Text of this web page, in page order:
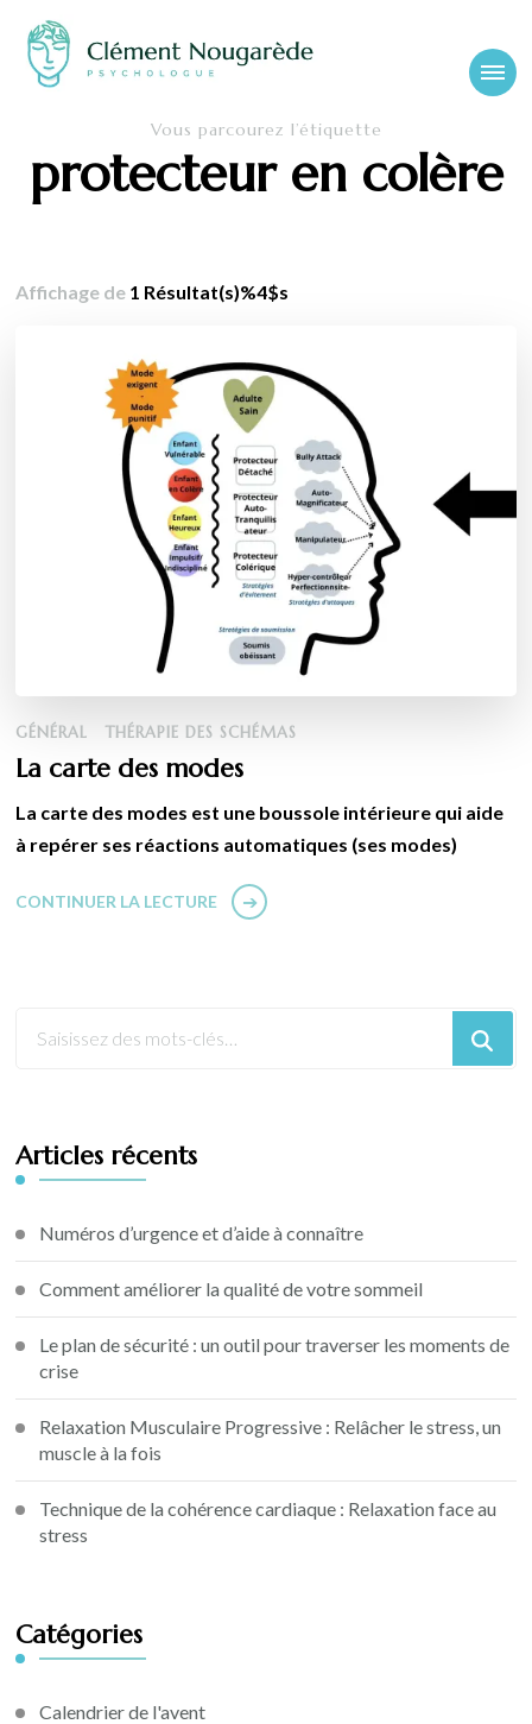
Cabinet-
psychologue-
chambery.fr
Clément Nougarède – Psychologue clinicien et psychothérapeute
Vous parcourez l’étiquette
protecteur en colère
Affichage de 1 Résultat(s)%4$s
GÉNÉRAL THÉRAPIE DES SCHÉMAS
La carte des modes
La carte des modes est une boussole intérieure qui aide
à repérer ses réactions automatiques (ses modes)
CONTINUER LA LECTURE
Articles récents
Numéros d’urgence et d’aide à connaître
Comment améliorer la qualité de votre sommeil
Le plan de sécurité : un outil pour traverser les moments de
crise
Relaxation Musculaire Progressive : Relâcher le stress, un
muscle à la fois
Technique de la cohérence cardiaque : Relaxation face au
stress
Catégories
Calendrier de l'avent